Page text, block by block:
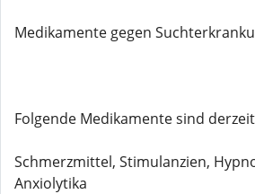
Medikamente gegen
Folgende Medikamente sind
Schmerzmittel, Stimulanzien,
Anxiolytika